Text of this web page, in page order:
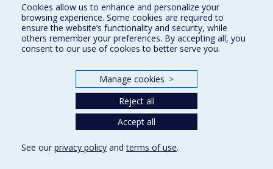
Orthophonie et audiologie
Réadaptation
Directions
Cookies allow us to enhance and personalize your
browsing experience. Some cookies are required to
ensure the website’s functionality and security, while
others remember your preferences. By accepting all, you
consent to our use of cookies to better serve you.
Manage cookies >
Reject all
Accept all
See our privacy policy andterms of use.